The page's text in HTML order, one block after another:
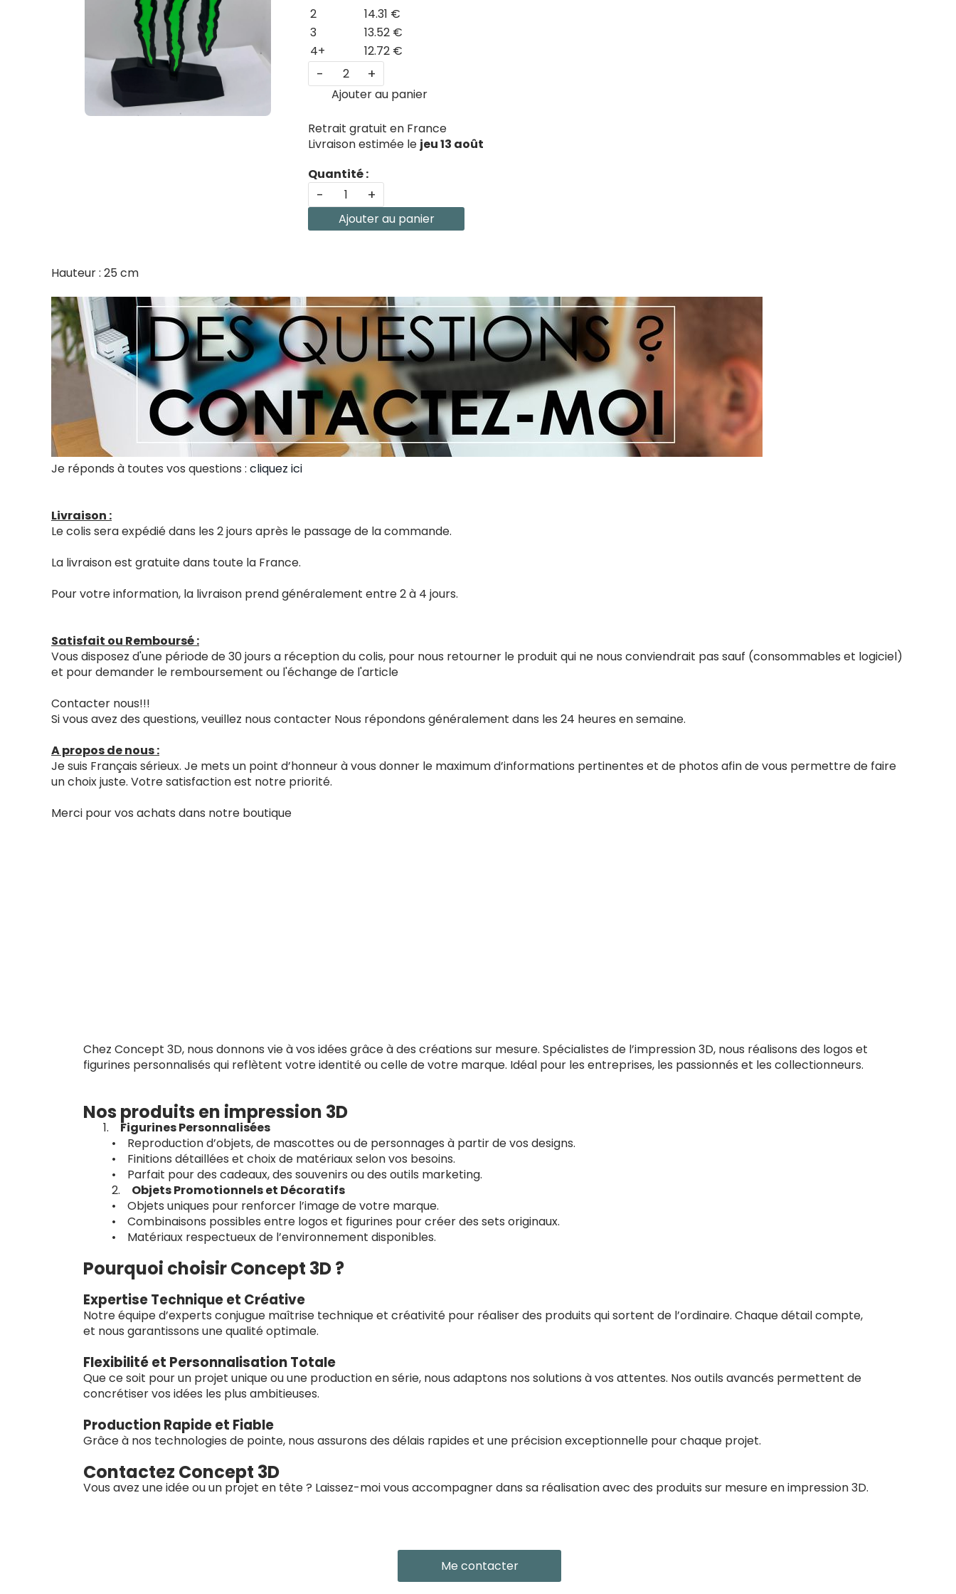
2
14.31 €
3
13.52 €
4+
12.72 €
- +
Ajouter au panier
Retrait gratuit en France
Livraison estimée le jeu 13 août
Quantité :
- +
Ajouter au panier
Hauteur : 25 cm
Je réponds à toutes vos questions : cliquez ici
Livraison :
Le colis sera expédié dans les 2 jours après le passage de la commande.
La livraison est gratuite dans toute la France.
Pour votre information, la livraison prend généralement entre 2 à 4 jours.
Satisfait ou Remboursé :
Vous disposez d'une période de 30 jours a réception du colis, pour nous retourner le produit qui ne nous conviendrait pas sauf (consommables et logiciel)
et pour demander le remboursement ou l'échange de l'article
Contacter nous!!!
Si vous avez des questions, veuillez nous contacter Nous répondons généralement dans les 24 heures en semaine.
A propos de nous :
Je suis Français sérieux. Je mets un point d’honneur à vous donner le maximum d’informations pertinentes et de photos afin de vous permettre de faire
un choix juste. Votre satisfaction est notre priorité.
Merci pour vos achats dans notre boutique
Chez Concept 3D, nous donnons vie à vos idées grâce à des créations sur mesure. Spécialistes de l’impression 3D, nous réalisons des logos et
figurines personnalisés qui reflètent votre identité ou celle de votre marque. Idéal pour les entreprises, les passionnés et les collectionneurs.
Nos produits en impression 3D
Figurines Personnalisées
• Reproduction d’objets, de mascottes ou de personnages à partir de vos designs.
• Finitions détaillées et choix de matériaux selon vos besoins.
• Parfait pour des cadeaux, des souvenirs ou des outils marketing.
2. Objets Promotionnels et Décoratifs
• Objets uniques pour renforcer l’image de votre marque.
• Combinaisons possibles entre logos et figurines pour créer des sets originaux.
• Matériaux respectueux de l’environnement disponibles.
Pourquoi choisir Concept 3D ?
Expertise Technique et Créative
Notre équipe d’experts conjugue maîtrise technique et créativité pour réaliser des produits qui sortent de l’ordinaire. Chaque détail compte,
et nous garantissons une qualité optimale.
Flexibilité et Personnalisation Totale
Que ce soit pour un projet unique ou une production en série, nous adaptons nos solutions à vos attentes. Nos outils avancés permettent de
concrétiser vos idées les plus ambitieuses.
Production Rapide et Fiable
Grâce à nos technologies de pointe, nous assurons des délais rapides et une précision exceptionnelle pour chaque projet.
Contactez Concept 3D
Vous avez une idée ou un projet en tête ? Laissez-moi vous accompagner dans sa réalisation avec des produits sur mesure en impression 3D.
Me contacter